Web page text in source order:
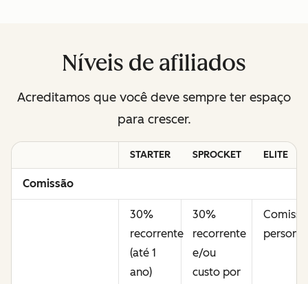
Níveis de afiliados
Acreditamos que você deve sempre ter espaço
para crescer.
STARTER SPROCKET ELITE
Comissão
30%
recorrente
(até 1
ano)
30%
recorrente
e/ou
custo por